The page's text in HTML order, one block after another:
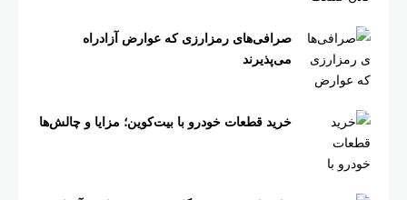
صرافی‌های رمزارزی که عوارض آزادراه
می‌پذیرند
خرید قطعات خودرو با بیت‌کوین؛ مزایا و چالش‌ها